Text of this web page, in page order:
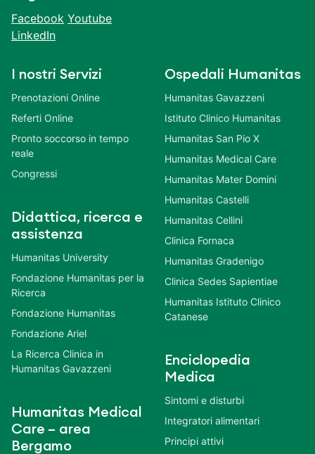
Facebook Youtube
LinkedIn
I nostri Servizi
Prenotazioni Online
Referti Online
Pronto soccorso in tempo
reale
Congressi
Didattica, ricerca e
assistenza
Humanitas University
Fondazione Humanitas per la
Ricerca
Fondazione Humanitas
Fondazione Ariel
La Ricerca Clinica in
Humanitas Gavazzeni
Humanitas Medical
Care – area
Bergamo
Ospedali Humanitas
Humanitas Gavazzeni
Istituto Clinico Humanitas
Humanitas San Pio X
Humanitas Medical Care
Humanitas Mater Domini
Humanitas Castelli
Humanitas Cellini
Clinica Fornaca
Humanitas Gradenigo
Clinica Sedes Sapientiae
Humanitas Istituto Clinico
Catanese
Enciclopedia
Medica
Sintomi e disturbi
Integratori alimentari
Principi attivi